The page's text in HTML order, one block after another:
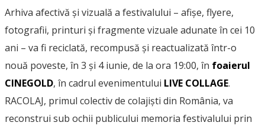
Arhiva afectivă și vizuală a festivalului – afișe, flyere,
fotografii, printuri și fragmente vizuale adunate în cei 10
ani – va fi reciclată, recompusă și reactualizată într-o
nouă poveste, în 3 și 4 iunie, de la ora 19:00, în foaierul
CINEGOLD, în cadrul evenimentului LIVE COLLAGE.
RACOLAJ, primul colectiv de colajiști din România, va
reconstrui sub ochii publicului memoria festivalului prin